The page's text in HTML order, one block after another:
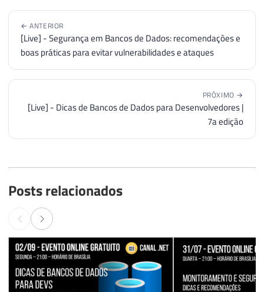
← ANTERIOR
[Live] - Segurança em Bancos de Dados: recomendações e
boas práticas para evitar vulnerabilidades e ataques
PRÓXIMO →
[Live] - Dicas de Bancos de Dados para Desenvolvedores |
7a edição
Posts relacionados